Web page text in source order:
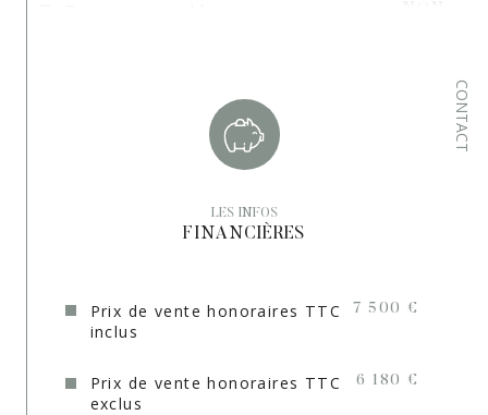
CONTACT
LES INFOS
FINANCIÈRES
Prix de vente honoraires TTC
inclus
7 500 €
Prix de vente honoraires TTC
exclus
6 180 €